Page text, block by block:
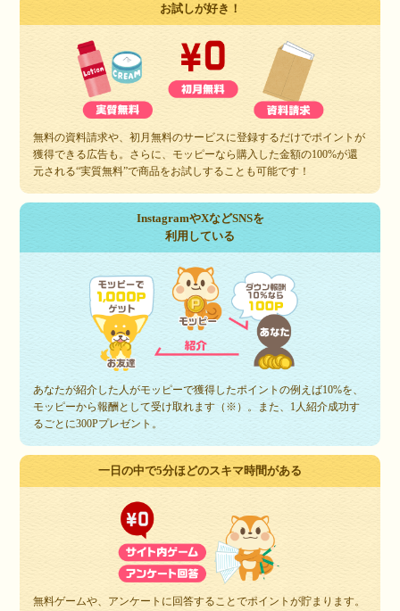
お試しが好き！
無料の資料請求や、初月無料のサービスに登録するだけでポイントが
獲得できる広告も。さらに、モッピーなら購入した金額の100%が還
元される“実質無料”で商品をお試しすることも可能です！
InstagramやXなどSNSを
利用している
あなたが紹介した人がモッピーで獲得したポイントの例えば10%を、
モッピーから報酬として受け取れます（※）。また、1人紹介成功す
るごとに300Pプレゼント。
一日の中で5分ほどのスキマ時間がある
無料ゲームや、アンケートに回答することでポイントが貯まります。